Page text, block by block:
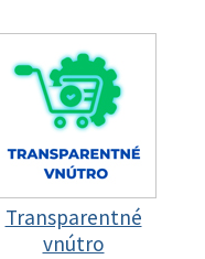
Transparentné
vnútro